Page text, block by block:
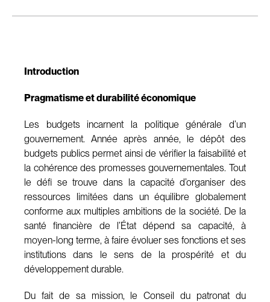
Introduction
Pragmatisme et durabilité économique
Les budgets incarnent la politique générale d’un
gouvernement. Année après année, le dépôt des
budgets publics permet ainsi de vérifier la faisabilité et
la cohérence des promesses gouvernementales. Tout
le défi se trouve dans la capacité d’organiser des
ressources limitées dans un équilibre globalement
conforme aux multiples ambitions de la société. De la
santé financière de l’État dépend sa capacité, à
moyen-long terme, à faire évoluer ses fonctions et ses
institutions dans le sens de la prospérité et du
développement durable.
Du fait de sa mission, le Conseil du patronat du